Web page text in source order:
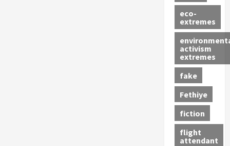
eco-
extremes
activism
extremes
fake
Fethiye
fiction
flight
attendant